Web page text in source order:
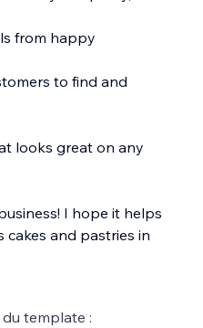
from happy
to find and
looks great on any
I hope it helps
and pastries in
template :